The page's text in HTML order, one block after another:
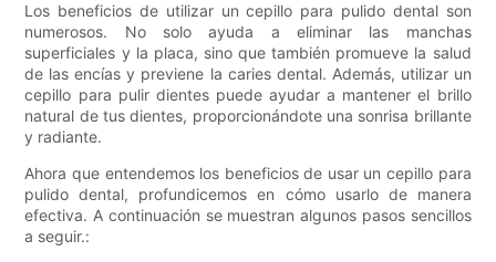
Los beneficios de utilizar un cepillo para pulido dental son
numerosos. No solo ayuda a eliminar las manchas
superficiales y la placa, sino que también promueve la salud
de las encías y previene la caries dental. Además, utilizar un
cepillo para pulir dientes puede ayudar a mantener el brillo
natural de tus dientes, proporcionándote una sonrisa brillante
y radiante.
Ahora que entendemos los beneficios de usar un cepillo para
pulido dental, profundicemos en cómo usarlo de manera
efectiva. A continuación se muestran algunos pasos sencillos
a seguir.: